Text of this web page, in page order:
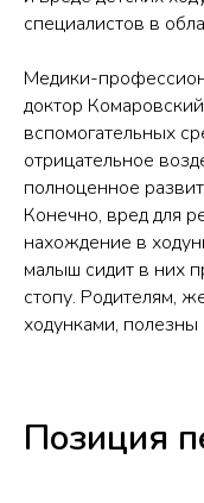
специалистов в
Медики-
доктор
вспомогательных
отрицательное
полноценное
Конечно, вред для
нахождение в
малыш сидит в них
стопу. Родителям,
ходунками,
Позиция